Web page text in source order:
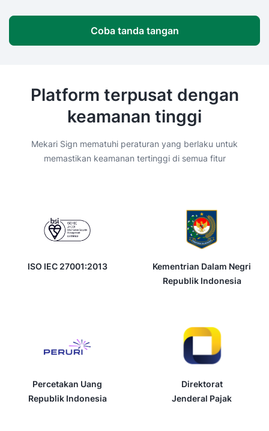
Coba tanda tangan
Platform terpusat dengan
keamanan tinggi
Mekari Sign mematuhi peraturan yang berlaku untuk
memastikan keamanan tertinggi di semua fitur
ISO IEC 27001:2013
Kementrian Dalam Negri
Republik Indonesia
Percetakan Uang
Republik Indonesia
Direktorat
Jenderal Pajak